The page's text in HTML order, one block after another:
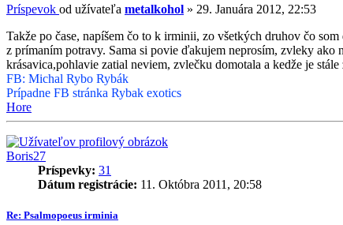
Príspevok od užívateľa metalkohol » 29. Januára 2012, 22:53
Takže po čase, napíšem čo to k irminii, zo všetkých druhov čo
z prímaním potravy. Sama si povie ďakujem neprosím, zvleky ako
krásavica,pohlavie zatial neviem, zvlečku domotala a kedže je
FB: Michal Rybo Rybák
Prípadne FB stránka Rybak exotics
Hore
Boris27
Príspevky: 31
Dátum registrácie: 11. Októbra 2011, 20:58
Re: Psalmopoeus irminia